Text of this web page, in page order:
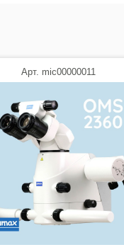
Арт. mic00000011